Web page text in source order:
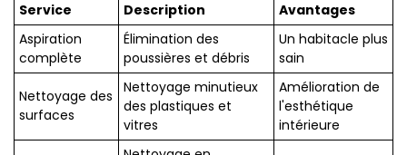
Service Description
Avantages
Aspiration
complète
Élimination des
poussières et débris
Un habitacle plus
sain
Nettoyage des
surfaces
Nettoyage minutieux
des plastiques et
vitres
Amélioration de
l'esthétique
intérieure